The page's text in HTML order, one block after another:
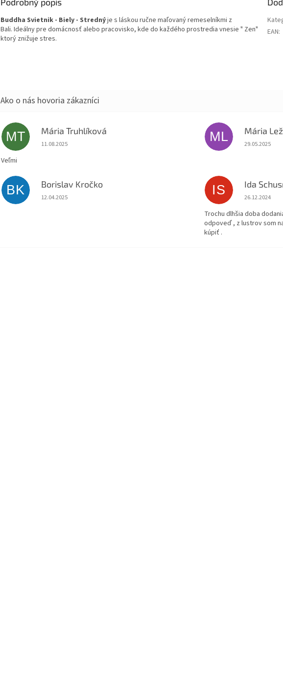
Buddha Svietnik - Biely - Strednýje s láskou ručne maľovaný remeselníkmi z
Bali. Ideálny pre domácnosť alebo pracovisko, kde do každého prostredia vnesie " Zen"
ktorý znižuje stres.
EAN:
MT Mária Truhlíková
Hodnotenie obchodu je 5 z 5 hviezdičiek.
11.08.2025
Veľmi
ML Mária
Hodnotenie
29.05.2025
BK Borislav Kročko
Hodnotenie obchodu je 5 z 5 hviezdičiek.
12.04.2025
IS Ida
Hodnotenie
26.12.2024
Trochu dlhšia doba
odpoveď , z lustrov som
kúpiť .